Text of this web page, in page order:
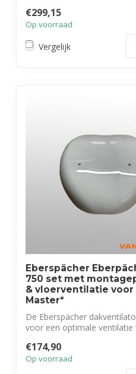
€299,15
Op voorraad
Vergelijk
Eberspächer
750 set met
& vloerventilatie voor
Master*
De Eberspächer
voor een optimale ventilatie
€174,90
Op voorraad